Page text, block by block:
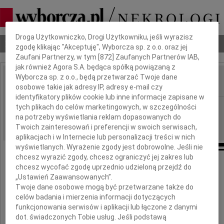
Nekrologi Odeszli Poradnik pogrzebowy
IMIĘ I NAZWISKO:
REGION: Lublin
DATA EMISJI: 12.03.2021
Pani
Elżbiecie Siczek
Dbamy o Twoją prywatność
Droga Użytkowniczko, Drogi Użytkowniku, jeśli wyrazisz
zgodę klikając "Akceptuję", Wyborcza sp. z o.o. oraz jej
Zaufani Partnerzy, w tym [872 ] Zaufanych Partnerów IAB,
jak również Agora S.A. będąca spółką powiązaną z
Wyborcza sp. z o.o., będą przetwarzać Twoje dane
osobowe takie jak adresy IP, adresy e-mail czy
identyfikatory plików cookie lub inne informacje zapisane w
tych plikach do celów marketingowych, w szczególności
na potrzeby wyświetlania reklam dopasowanych do
Twoich zainteresowań i preferencji w swoich serwisach,
aplikacjach i w Internecie lub personalizacji treści w nich
wyświetlanych. Wyrażenie zgody jest dobrowolne. Jeśli nie
chcesz wyrazić zgody, chcesz ograniczyć jej zakres lub
chcesz wycofać zgodę uprzednio udzieloną przejdź do
„Ustawień Zaawansowanych”.
Twoje dane osobowe mogą być przetwarzane także do
celów badania i mierzenia informacji dotyczących
funkcjonowania serwisów i aplikacji lub łączone z danymi
dot. świadczonych Tobie usług. Jeśli podstawą